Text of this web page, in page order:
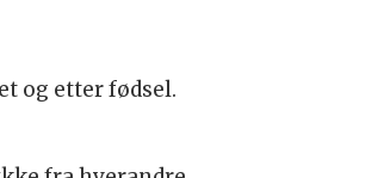
og etter fødsel.